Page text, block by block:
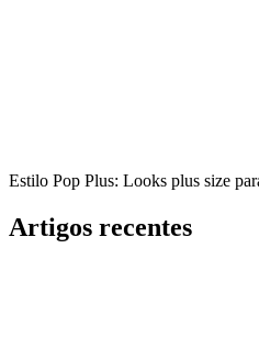
Estilo Pop Plus: Looks plus size
Artigos recentes